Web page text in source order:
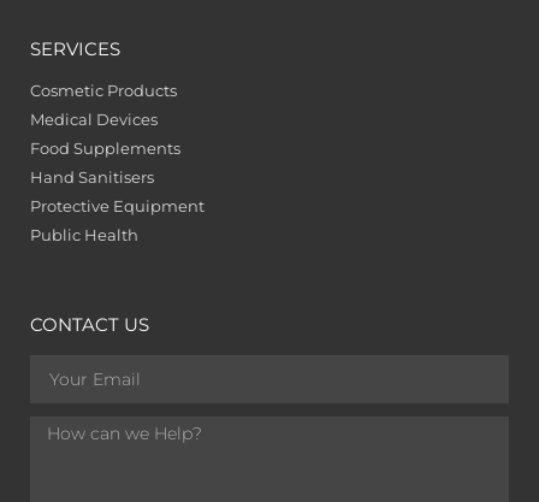
SERVICES
Cosmetic Products
Medical Devices
Food Supplements
Hand Sanitisers
Protective Equipment
Public Health
CONTACT US